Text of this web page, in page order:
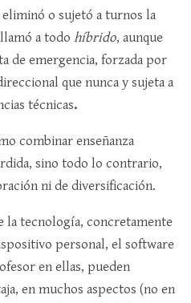
o sujetó a turnos la
a todo híbrido, aunque
de emergencia, forzada por
que nunca y sujeta a
técnicas.
combinar enseñanza
sino todo lo contrario,
ni de diversificación.
la tecnología, concretamente
personal, el software
en ellas, pueden
en muchos aspectos (no en